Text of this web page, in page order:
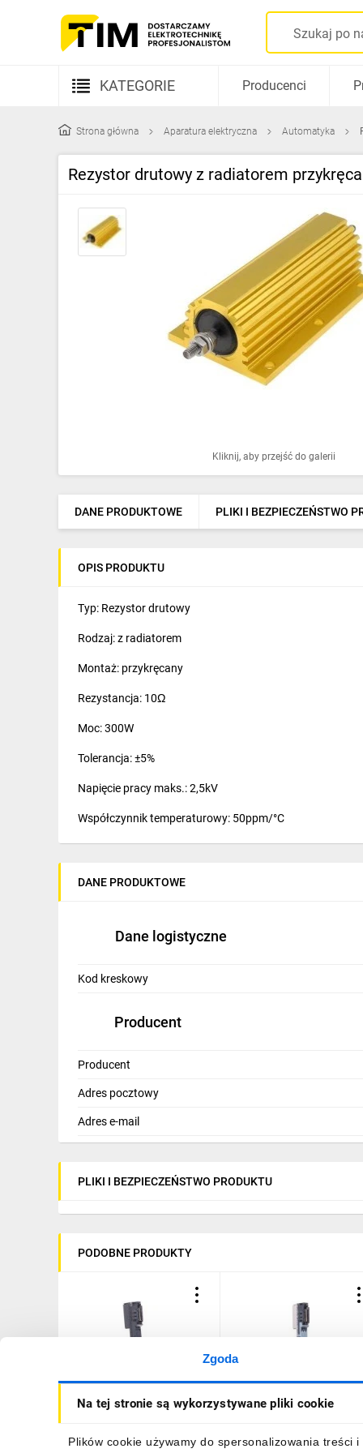
Zgoda
Na tej stronie są wykorzystywane pliki cookie
Plików cookie używamy do spersonalizowania treści
KATEGORIE
Kable i przewody
Rozdzielnice i obudowy
Elementy prowadzenia kabli
Fotowoltaika
Oprawy oświetleniowe
Ogrzewanie
Elektronarzędzia i mierniki
Napędy elektryczne
Pneumatyka
Dom i ogród
Klimatyzacja
Elektromobilność
Producenci
Strona główna Aparatura elektryczna Automatyka
Rezystor drutowy z radiatorem
Kliknij, aby przejść do galerii
DANE PRODUKTOWE PLIKI I BEZPIECZEŃSTWO
OPIS PRODUKTU
Typ: Rezystor drutowy
Rodzaj: z radiatorem
Montaż: przykręcany
Rezystancja: 10Ω
Moc: 300W
Tolerancja: ±5%
Napięcie pracy maks.: 2,5kV
Współczynnik temperaturowy: 50ppm/°C
Moc bez dodatkowego radiatora: 75W
DANE PRODUKTOWE
Dane logistyczne
Kod kreskowy
Producent
Producent
Adres pocztowy
Adres e-mail
PLIKI I BEZPIECZEŃSTWO PRODUKTU
PODOBNE PRODUKTY
Podstawka dla modułów
rozszerzeń SIMATIC ET
TYP A0, zacisk PUSH-IN
81,72 złbrutto
Podstawka dla modułów
rozszerzeń SIMATIC ET
TYP A0, zacisk PUSH-IN,
143,01 złbrutto